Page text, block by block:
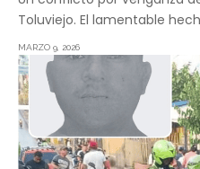
Toluviejo. El lamentable
MARZO 9, 2026